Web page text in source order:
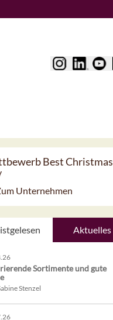
Best Christmas
Unternehmen
Aktuelles
Sortimente und gute
Stenzel